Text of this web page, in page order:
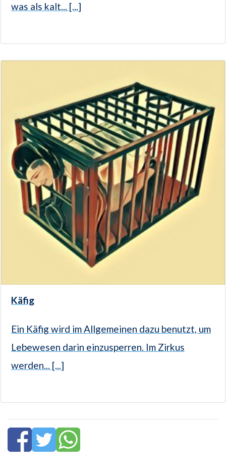
was als kalt... [...]
Käfig
Ein Käfig wird im Allgemeinen dazu benutzt, um
Lebewesen darin einzusperren. Im Zirkus
werden... [...]